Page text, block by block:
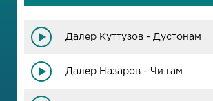
Далер Куттузов - Дустонам
Далер Назаров - Чи гам